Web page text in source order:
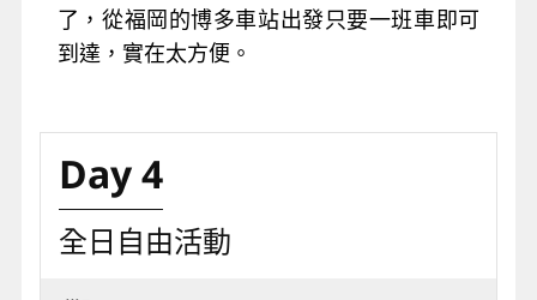
了，從福岡的博多車站出發只要一班車即可
到達，實在太方便。
Day 4
全日自由活動